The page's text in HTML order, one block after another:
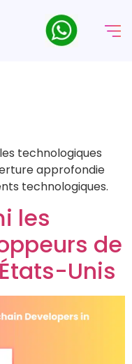
technologiques
approfondie
technologiques.
les
de
Unis